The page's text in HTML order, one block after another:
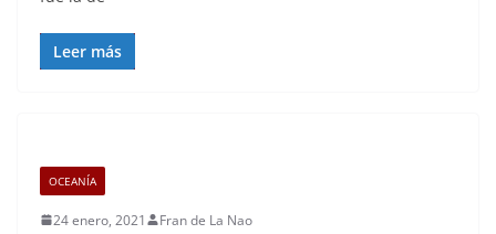
Leer más
OCEANÍA
24 enero, 2021 Fran de La Nao